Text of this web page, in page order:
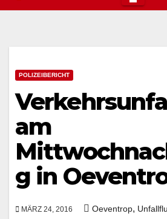
POLIZEIBERICHT
am
g in
MÄRZ 24, 2016 Oeventrop,